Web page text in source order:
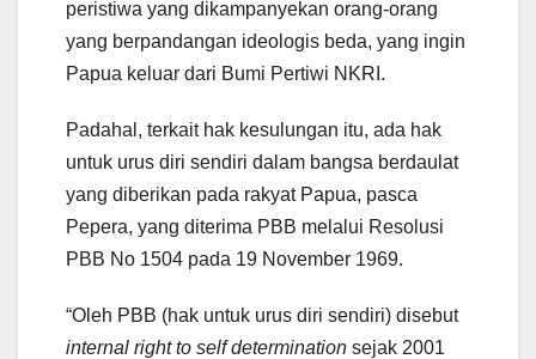
peristiwa yang dikampanyekan orang-orang
yang berpandangan ideologis beda, yang ingin
Papua keluar dari Bumi Pertiwi NKRI.
Padahal, terkait hak kesulungan itu, ada hak
untuk urus diri sendiri dalam bangsa berdaulat
yang diberikan pada rakyat Papua, pasca
Pepera, yang diterima PBB melalui Resolusi
PBB No 1504 pada 19 November 1969.
“Oleh PBB (hak untuk urus diri sendiri) disebut
internal right to self determination sejak 2001